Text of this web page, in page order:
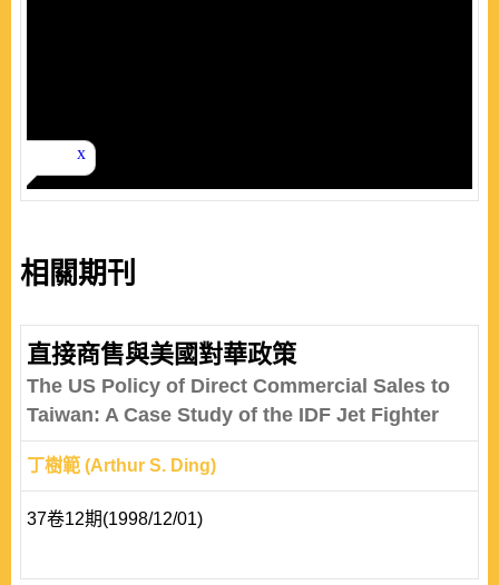
相關期刊
直接商售與美國對華政策
The US Policy of Direct Commercial Sales to
Taiwan: A Case Study of the IDF Jet Fighter
丁樹範 (Arthur S. Ding)
37卷12期(1998/12/01)